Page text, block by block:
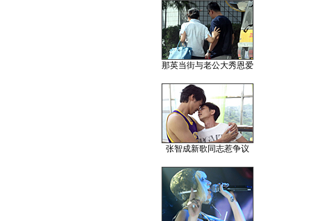
那英当街与老公大秀恩爱
张智成新歌同志惹争议